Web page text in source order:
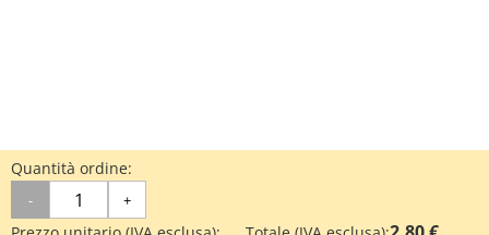
Quantità ordine:
- +